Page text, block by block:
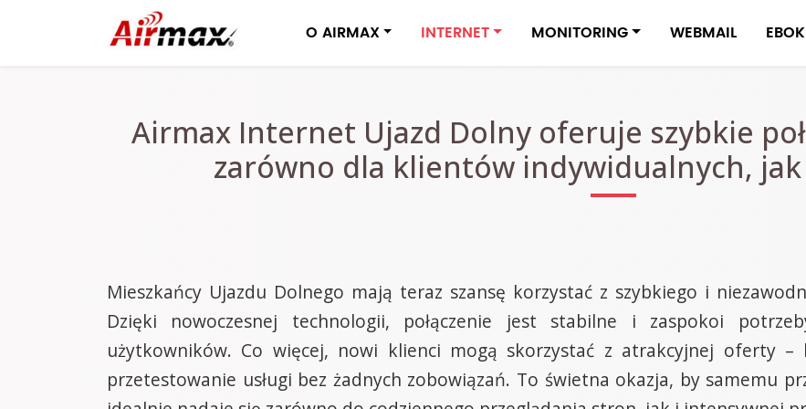
O AIRMAX INTERNET MONITORING WEBMAIL EBOK
Airmax Internet Ujazd Dolny oferuje szybkie
zarówno dla klientów indywidualnych,
Mieszkańcy Ujazdu Dolnego mają teraz szansę korzystać z szybkiego i
Dzięki nowoczesnej technologii, połączenie jest stabilne i zaspokoi
użytkowników. Co więcej, nowi klienci mogą skorzystać z atrakcyjnej oferty –
przetestowanie usługi bez żadnych zobowiązań. To świetna okazja, by samemu